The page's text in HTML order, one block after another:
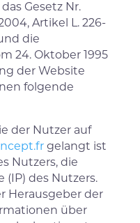
Gesetz Nr.
Artikel L. 226-
die
24. Oktober 1995
der Website
folgende
der Nutzer auf
gelangt ist
Nutzers, die
des Nutzers.
Herausgeber der
über